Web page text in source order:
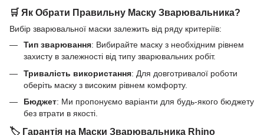
🛒 Як Обрати Правильну Маску Зварювальника?
Вибір зварювальної маски залежить від ряду критеріїв:
Тип зварювання: Вибирайте маску з необхідним рівнем
захисту в залежності від типу зварювальних робіт.
Тривалість використання: Для довготривалої роботи
оберіть маску з високим рівнем комфорту.
Бюджет: Ми пропонуємо варіанти для будь-якого бюджету
без втрати в якості.
🏷️ Гарантія на Маски Зварювальника Rhino